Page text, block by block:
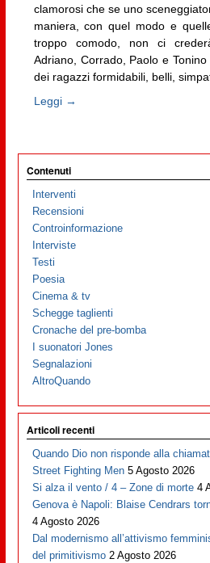
clamorosi che se uno
maniera, con quel modo e
troppo comodo, non ci
Adriano, Corrado, Paolo e
dei ragazzi formidabili, belli,
Leggi →
Contenuti
Interventi
Recensioni
Controinformazione
Interviste
Testi
Poesia
Cinema & tv
Schegge taglienti
Cronache del pre-bomba
I suonatori Jones
Segnalazioni
AltroQuando
Articoli recenti
Quando Dio non risponde alla
Street Fighting Men 5 Agosto 2026
Si alza il vento / 4 – Zone di morte 4
Genova è Napoli: Blaise Cendrars
4 Agosto 2026
Dal modernismo all’attivismo
del primitivismo 2 Agosto 2026